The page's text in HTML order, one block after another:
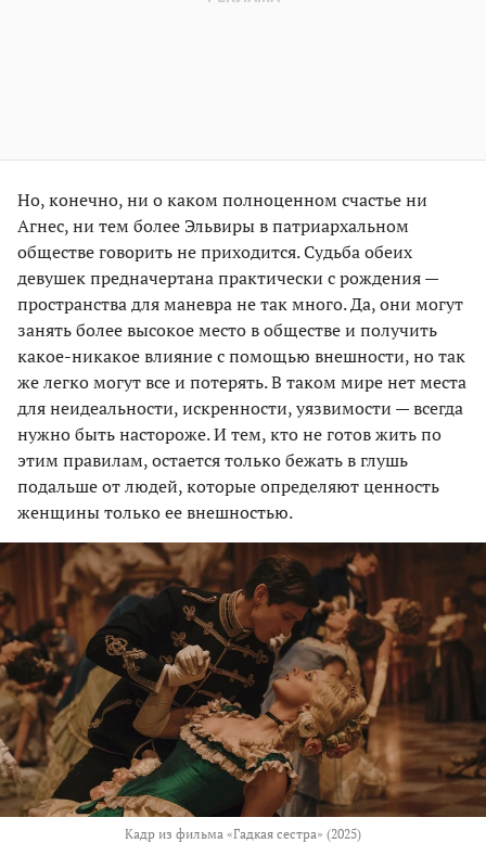
Но, конечно, ни о каком полноценном счастье ни
Агнес, ни тем более Эльвиры в патриархальном
обществе говорить не приходится. Судьба обеих
девушек предначертана практически с рождения —
пространства для маневра не так много. Да, они могут
занять более высокое место в обществе и получить
какое-никакое влияние с помощью внешности, но так
же легко могут все и потерять. В таком мире нет места
для неидеальности, искренности, уязвимости — всегда
нужно быть настороже. И тем, кто не готов жить по
этим правилам, остается только бежать в глушь
подальше от людей, которые определяют ценность
женщины только ее внешностью.
Кадр из фильма «Гадкая сестра» (2025)